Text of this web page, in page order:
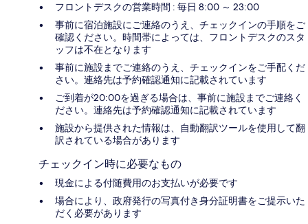
フロントデスクの営業時間 : 毎日 8:00 ～ 23:00
事前に宿泊施設にご連絡のうえ、チェックインの手順をご
確認ください。時間帯によっては、フロントデスクのスタ
ッフは不在となります
事前に施設までご連絡のうえ、チェックインをご手配くだ
さい。連絡先は予約確認通知に記載されています
ご到着が20:00を過ぎる場合は、事前に施設までご連絡く
ださい。連絡先は予約確認通知に記載されています
施設から提供された情報は、自動翻訳ツールを使用して翻
訳されている場合があります
チェックイン時に必要なもの
現金による付随費用のお支払いが必要です
場合により、政府発行の写真付き身分証明書をご提示いた
だく必要があります